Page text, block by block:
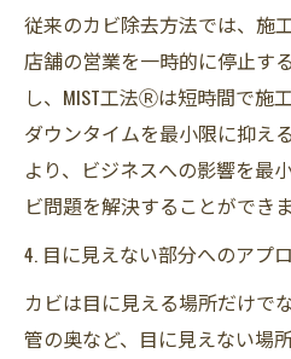
従来のカビ除去方法では、施
店舗の営業を一時的に停止す
し、MIST工法Ⓡは短時間で施
ダウンタイムを最小限に抑え
より、ビジネスへの影響を最
ビ問題を解決することができま
4. 目に見えない部分へのアプ
カビは目に見える場所だけで
管の奥など、目に見えない場